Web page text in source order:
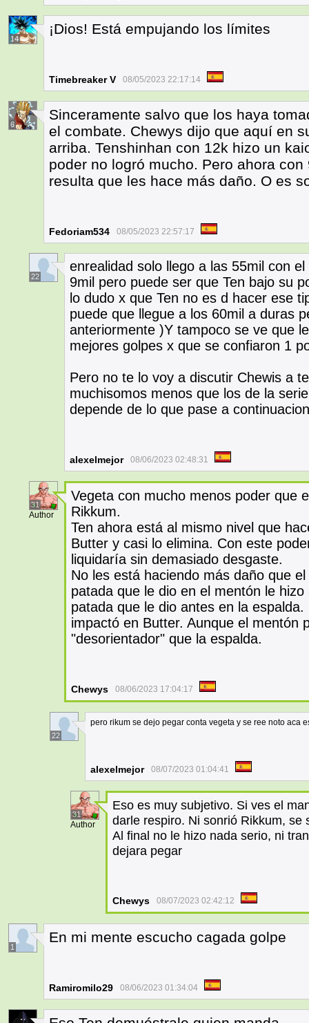
14
¡Dios! Está empujando los límites
Timebreaker V 08/05/2023 22:17:14
6
Sinceramente salvo que los haya
el combate. Chewys dijo que aquí en
arriba. Tenshinhan con 12k hizo un
poder no logró mucho. Pero ahora
resulta que les hace más daño. O es
Fedoriam534 08/05/2023 22:57:17
22
enrealidad solo llego a las 55mil con
9mil pero puede ser que Ten bajo su
lo dudo x que Ten no es d hacer ese
puede que llegue a los 60mil a duras
anteriormente )Y tampoco se ve que
mejores golpes x que se confiaron 1
Pero no te lo voy a discutir Chewis a
muchisomos menos que los de la
depende de lo que pase a continuacion
alexelmejor 08/06/2023 02:48:31
31
Author
Vegeta con mucho menos poder que
Rikkum.
Ten ahora está al mismo nivel que
Butter y casi lo elimina. Con este
liquidaría sin demasiado desgaste.
No les está haciendo más daño que
patada que le dio en el mentón le
patada que le dio antes en la
impactó en Butter. Aunque el mentón
"desorientador" que la espalda.
Chewys 08/06/2023 17:04:17
22
pero rikum se dejo pegar conta vegeta y se ree noto aca
alexelmejor 08/07/2023 01:04:41
31
Author
Eso es muy subjetivo. Si ves el
darle respiro. Ni sonrió Rikkum, se
Al final no le hizo nada serio, ni
dejara pegar
Chewys 08/07/2023 02:42:12
1
En mi mente escucho cagada golpe
Ramiromilo29 08/06/2023 01:34:04